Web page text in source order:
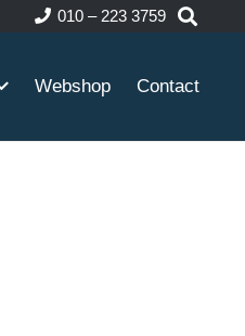
010 – 223 3759
Webshop Contact